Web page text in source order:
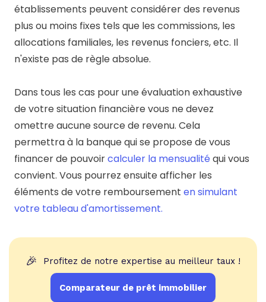
établissements peuvent considérer des revenus
plus ou moins fixes tels que les commissions, les
allocations familiales, les revenus fonciers, etc. Il
n'existe pas de règle absolue.
Dans tous les cas pour une évaluation exhaustive
de votre situation financière vous ne devez
omettre aucune source de revenu. Cela
permettra à la banque qui se propose de vous
financer de pouvoircalculer la mensualité qui vous
convient. Vous pourrez ensuite afficher les
éléments de votre remboursement en simulant
votre tableau d'amortissement.
🎉 Profitez de notre expertise au meilleur taux !
Comparateur de prêt immobilier